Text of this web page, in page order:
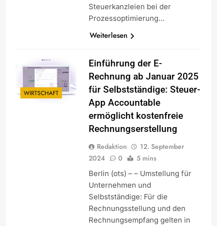
Steuerkanzleien bei der
Prozessoptimierung…
Weiterlesen
WIRTSCHAFT
Einführung der E-
Rechnung ab Januar 2025
für Selbstständige: Steuer-
App Accountable
ermöglicht kostenfreie
Rechnungserstellung
Redaktion
12. September
2024
0 5 mins
Berlin (ots) – – Umstellung für
Unternehmen und
Selbstständige: Für die
Rechnungsstellung und den
Rechnungsempfang gelten in